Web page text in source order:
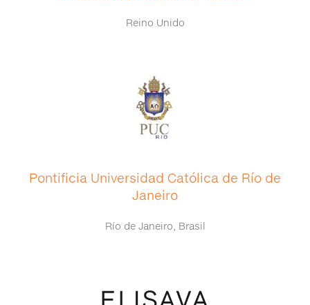
Reino Unido
Pontificia Universidad Católica de Río de
Janeiro
Río de Janeiro, Brasil